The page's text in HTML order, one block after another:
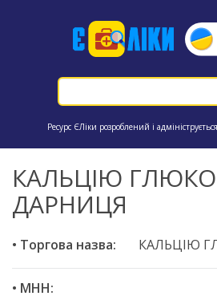
Ресурс ЄЛіки розроблений і
КАЛЬЦІЮ
ДАРНИЦЯ
• Торгова назва: КАЛЬЦІЮ
• МНН: